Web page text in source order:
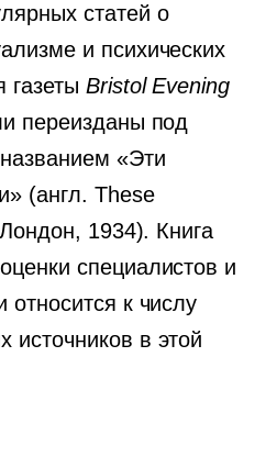
статей о
и психических
газеты Bristol Evening
переизданы под
«Эти
(англ. These
1934). Книга
специалистов и
к числу
источников в этой